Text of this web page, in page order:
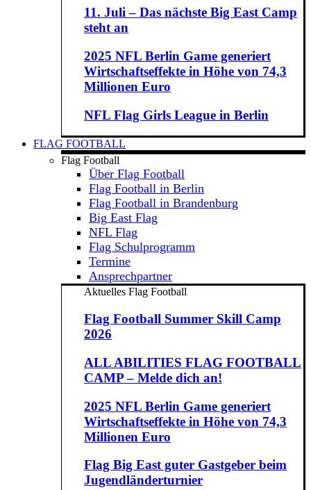
11. Juli – Das nächste Big East Camp
steht an
2025 NFL Berlin Game generiert
Wirtschaftseffekte in Höhe von 74,3
Millionen Euro
NFL Flag Girls League in Berlin
FLAG FOOTBALL
Flag Football
Über Flag Football
Flag Football in Berlin
Flag Football in Brandenburg
Big East Flag
NFL Flag
Flag Schulprogramm
Termine
Ansprechpartner
Aktuelles Flag Football
Flag Football Summer Skill Camp
2026
ALL ABILITIES FLAG FOOTBALL
CAMP – Melde dich an!
2025 NFL Berlin Game generiert
Wirtschaftseffekte in Höhe von 74,3
Millionen Euro
Flag Big East guter Gastgeber beim
Jugendländerturnier